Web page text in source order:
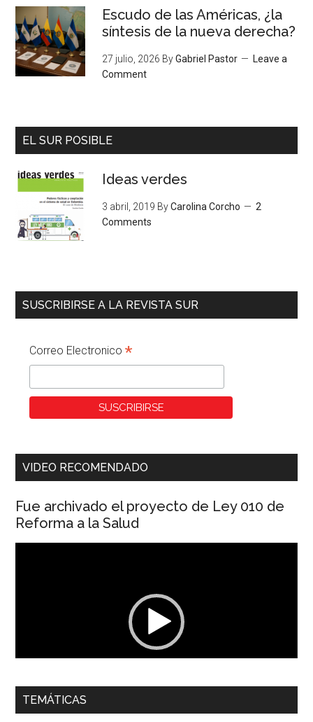
Escudo de las Américas, ¿la
síntesis de la nueva derecha?
27 julio, 2026 ByGabriel Pastor
Leave a
Comment
EL SUR POSIBLE
Ideas verdes
3 abril, 2019 ByCarolina Corcho
2
Comments
SUSCRIBIRSE A LA REVISTA SUR
Correo Electronico*
VIDEO RECOMENDADO
Fue archivado el proyecto de Ley 010 de
Reforma a la Salud
00:00 01:04
Dra. Carolina Corcho Mejía,Presidenta Corporación
TEMÁTICAS